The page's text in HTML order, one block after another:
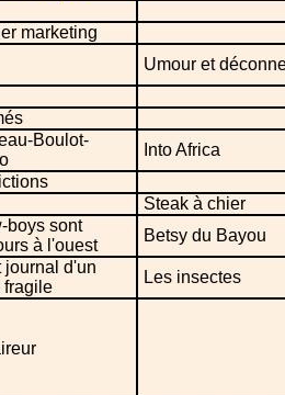
marketing
Umour et
Boulot-
Into Africa
Steak à chier
boys sont
à l'ouest
Betsy du Bayou
journal d'un
fragile
Les insectes